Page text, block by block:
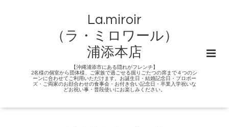
La.miroir
（ラ・ミロワール）
浦添本店
【沖縄浦添市にある隠れがフレンチ】
2名様の個室から団体様、ご家族で過ごせる掘りごたつの席まで４つのシ
ーンに合わせてご利用いただけます。お誕生日・結婚記念日・プロポー
ズ・ご両家のお顔合わせの食事会・お付き合い記念日・卒業入学祝いな
どお祝い事・普段使いにお楽しみください。